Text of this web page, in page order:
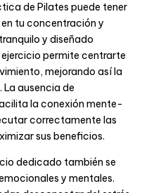
de Pilates puede tener
tu concentración y
y diseñado
permite centrarte
mejorando así la
ausencia de
la conexión mente-
correctamente las
sus beneficios.
dedicado también se
y mentales.